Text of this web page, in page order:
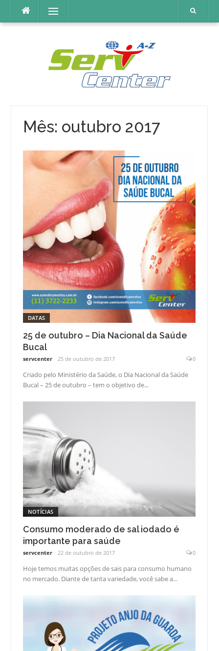
o
Menu
Mês: outubro 2017
DATAS
25 de outubro – Dia Nacional da Saúde
Bucal
servcenter 25 de outubro de 2017 0
Criado pelo Ministério da Saúde, o Dia Nacional da Saúde
Bucal – 25 de outubro – tem o objetivo de...
NOTÍCIAS
Consumo moderado de sal iodado é
importante para saúde
servcenter 22 de outubro de 2017 0
Hoje temos muitas opções de sais para consumo humano
no mercado. Diante de tanta variedade, você sabe a...